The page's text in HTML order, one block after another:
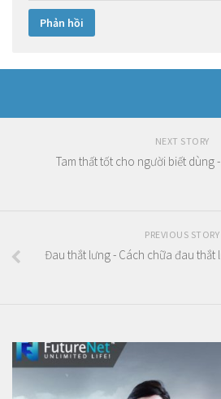
NEXT STORY
Tam thất tốt cho người biết dùng -
PREVIOUS STORY
Đau thắt lưng - Cách chữa đau thắt